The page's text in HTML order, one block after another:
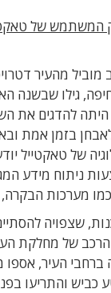
המשתמש של
מוביל מהעיר
גילו שבשנה
להדגים את
לאבחן בזמן אמת
של טאקטייל
ניתוח מידע
מערכות הבקרה,
שצפויה
של מחלקת
ברחבי העיר,
והתריעו